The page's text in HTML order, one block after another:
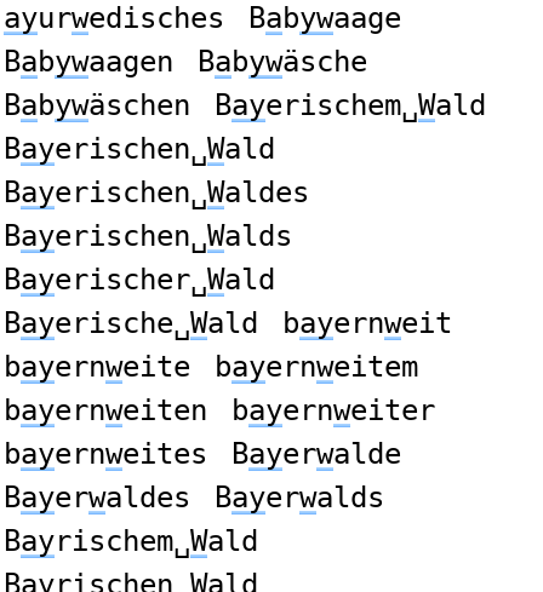
ayurwedisches Babywaage
Babywaagen Babywäsche
Babywäschen Bayerischem␣Wald
Bayerischen␣Wald
Bayerischen␣Waldes
Bayerischen␣Walds
Bayerischer␣Wald
Bayerische␣Wald bayernweit
bayernweite bayernweitem
bayernweiten bayernweiter
bayernweites Bayerwalde
Bayerwaldes Bayerwalds
Bayrischem␣Wald
Bayrischen␣ Wald